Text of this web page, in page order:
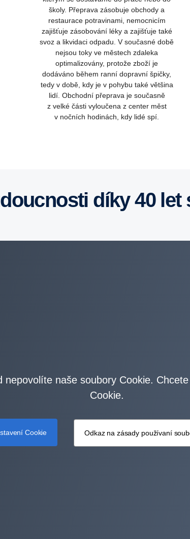
školy. Přeprava zásobuje obchody a
restaurace potravinami, nemocnicím
zajišťuje zásobování léky a zajišťuje také
svoz a likvidaci odpadu. V současné době
nejsou toky ve městech zdaleka
optimalizovány, protože zboží je
dodáváno během ranní dopravní špičky,
tedy v době, kdy je v pohybu také většina
lidí. Obchodní přeprava je současně
z velké části vyloučena z center měst
v nočních hodinách, kdy lidé spí.
díky 40
nepovolíte naše soubory Cookie.
Cookie.
Cookie Odkaz na zásady používaní